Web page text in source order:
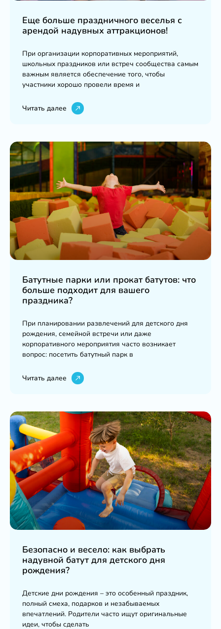
Еще больше праздничного веселья с
арендой надувных аттракционов!
При организации корпоративных мероприятий,
школьных праздников или встреч сообщества самым
важным является обеспечение того, чтобы
участники хорошо провели время и
Читать далее
Батутные парки или прокат батутов: что
больше подходит для вашего
праздника?
При планировании развлечений для детского дня
рождения, семейной встречи или даже
корпоративного мероприятия часто возникает
вопрос: посетить батутный парк в
Читать далее
Безопасно и весело: как выбрать
надувной батут для детского дня
рождения?
Детские дни рождения – это особенный праздник,
полный смеха, подарков и незабываемых
впечатлений. Родители часто ищут оригинальные
идеи, чтобы сделать